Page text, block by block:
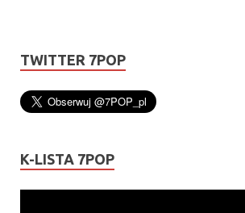
TWITTER 7POP
K-LISTA 7POP